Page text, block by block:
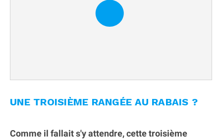
UNE TROISIÈME RANGÉE AU RABAIS ?
Comme il fallait s'y attendre, cette troisième